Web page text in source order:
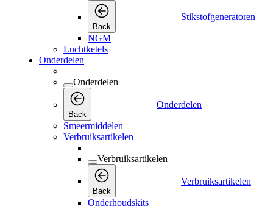
Back
Stikstofgeneratoren
NGM
Luchtketels
Onderdelen
Onderdelen
Back
Onderdelen
Smeermiddelen
Verbruiksartikelen
Verbruiksartikelen
Back
Verbruiksartikelen
Onderhoudskits